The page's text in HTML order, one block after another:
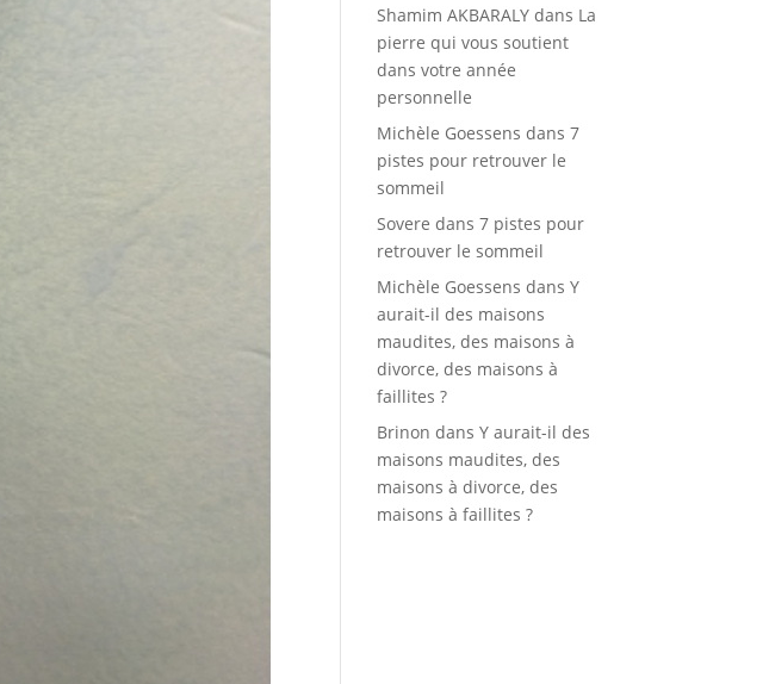
Shamim AKBARALY dans La
pierre qui vous soutient
dans votre année
personnelle
Michèle Goessens dans7
pistes pour retrouver le
sommeil
Sovere dans7 pistes pour
retrouver le sommeil
Michèle Goessens dansY
aurait-il des maisons
maudites, des maisons à
divorce, des maisons à
faillites ?
Brinon dansY aurait-il des
maisons maudites, des
maisons à divorce, des
maisons à faillites ?